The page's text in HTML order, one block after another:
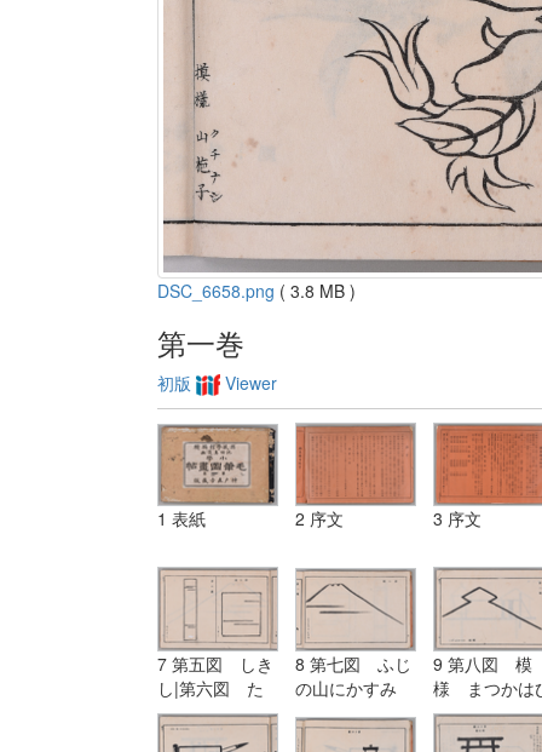
DSC_6658.png ( 3.8 MB )
第一巻
初版 Viewer
1 表紙 2 序文 3 序文
7 第五図 しき
し|第六図 た
んざく
8 第七図 ふじ
の山にかすみ
9 第八図 模
様 まつかは
し